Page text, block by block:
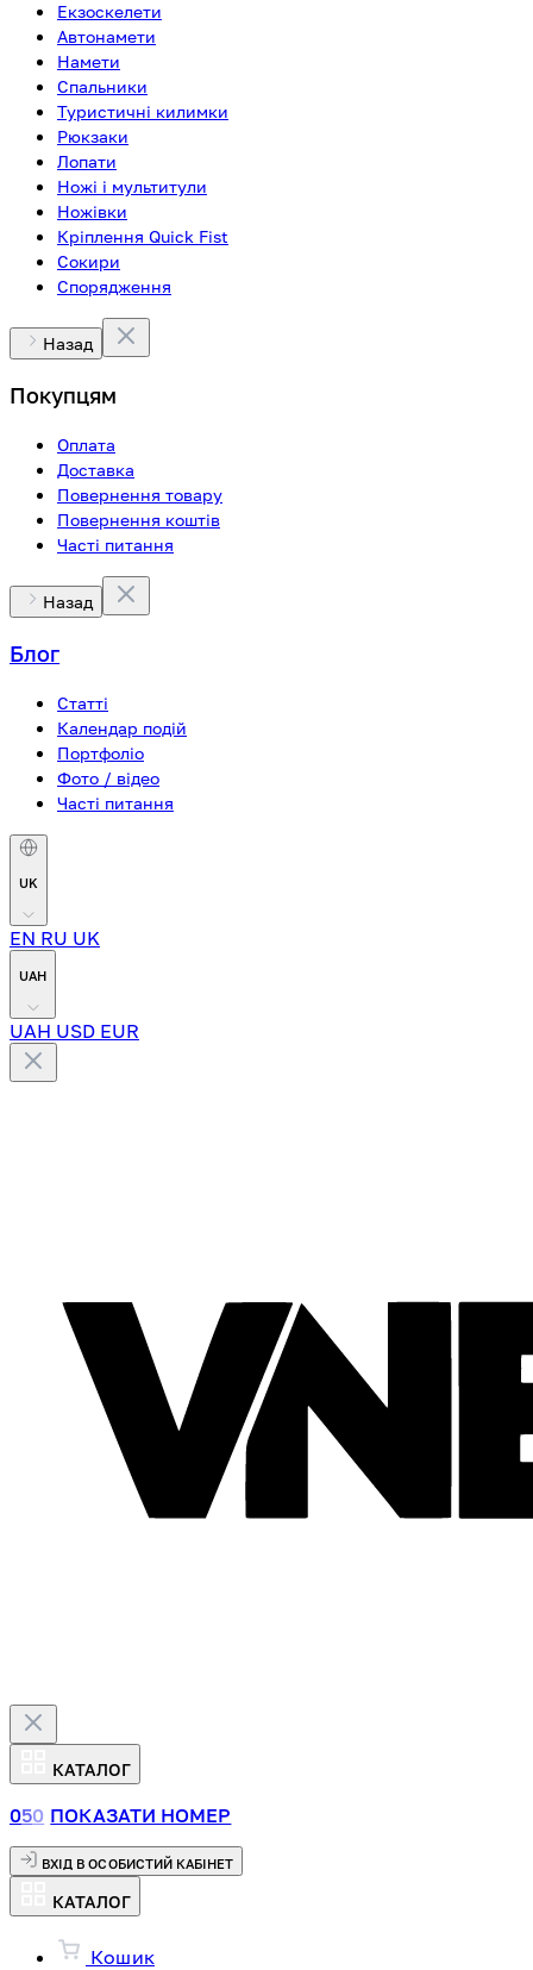
Екзоскелети
Автонамети
Намети
Спальники
Туристичні килимки
Рюкзаки
Лопати
Ножі і мультитули
Ножівки
Кріплення Quick Fist
Сокири
Спорядження
Назад
Покупцям
Оплата
Доставка
Повернення товару
Повернення коштів
Часті питання
Назад
Блог
Статті
Календар подій
Портфоліо
Фото / відео
Часті питання
UK
EN RU UK
UAH
UAH USD EUR
КАТАЛОГ
050 ПОКАЗАТИ НОМЕР
ВХІД В ОСОБИСТИЙ КАБІНЕТ
КАТАЛОГ
Кошик